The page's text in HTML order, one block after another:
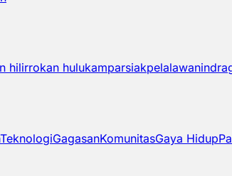
hilirrokan hulukamparsiakpelalawan
TeknologiGagasanKomunitasGaya Hidup